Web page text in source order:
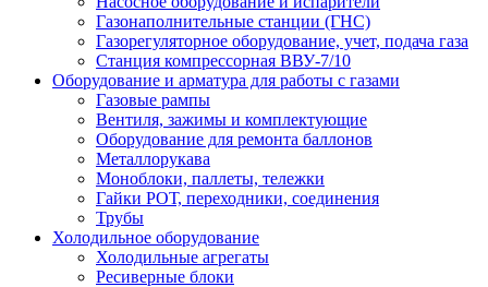
Газонаполнительные станции (ГНС)
Газорегуляторное оборудование, учет, подача газа
Станция компрессорная ВВУ-7/10
Оборудование и арматура для работы с газами
Газовые рампы
Вентиля, зажимы и комплектующие
Оборудование для ремонта баллонов
Металлорукава
Моноблоки, паллеты, тележки
Гайки РОТ, переходники, соединения
Трубы
Холодильное оборудование
Холодильные агрегаты
Ресиверные блоки